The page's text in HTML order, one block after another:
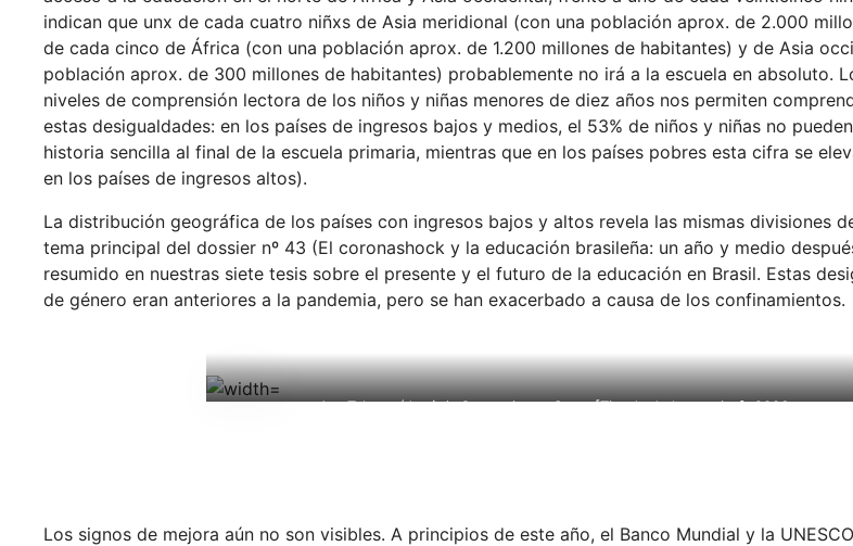
indican que unx de cada cuatro niñxs de Asia meridional (con una población aprox. de 2.000
de cada cinco de África (con una población aprox. de 1.200 millones de habitantes) y de Asia
población aprox. de 300 millones de habitantes) probablemente no irá a la escuela en absoluto.
niveles de comprensión lectora de los niños y niñas menores de diez años nos permiten
estas desigualdades: en los países de ingresos bajos y medios, el 53% de niños y niñas no
historia sencilla al final de la escuela primaria, mientras que en los países pobres esta cifra se
en los países de ingresos altos).
La distribución geográfica de los países con ingresos bajos y altos revela las mismas divisiones
tema principal del dossier nº 43 (El coronashock y la educación brasileña: un año y medio
resumido en nuestras siete tesis sobre el presente y el futuro de la educación en Brasil. Estas
de género eran anteriores a la pandemia, pero se han exacerbado a causa de los confinamientos.
Aya Takano (Japón), Convenience Store [Tienda de la esquina], 2006
Los signos de mejora aún no son visibles. A principios de este año, el Banco Mundial y la